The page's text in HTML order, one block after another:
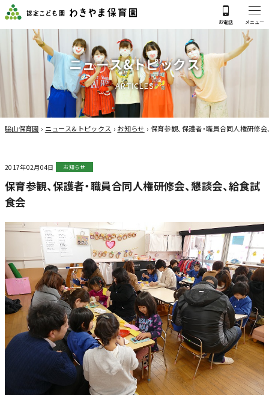
ニュース&トピックス
ARTICLES
脇山保育園 › ニュース&トピックス › お知らせ › 保育参観、保護者・職員合同人権研修会
2017年02月04日 お知らせ
保育参観、保護者・職員合同人権研修会、懇談会、給食試
食会